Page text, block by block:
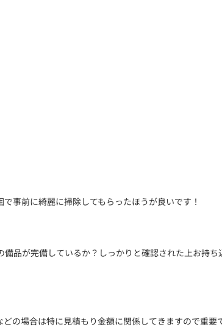
事前に綺麗に掃除してもらったほうが良いです！
品が完備しているか？しっかりと確認された上お持ち
の場合は特に見積もり金額に関係してきますので重要